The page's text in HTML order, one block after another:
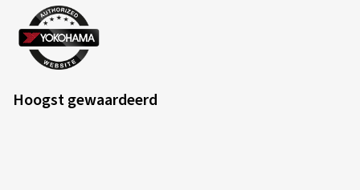
Hoogst gewaardeerd